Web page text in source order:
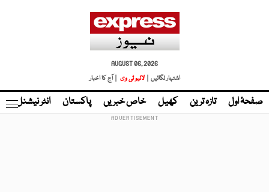
AUGUST 06, 2026
اشتہار لگائیں |
لائیو ٹی وی | آج کا اخبار
صفحۂ اول تازہ ترین کھیل خاص خبریں پاکستان انٹر نیشنل